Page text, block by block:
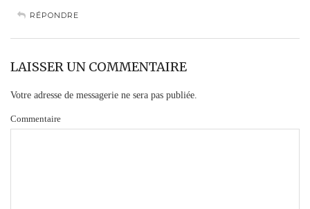
RÉPONDRE
LAISSER UN COMMENTAIRE
Votre adresse de messagerie ne sera pas publiée.
Commentaire